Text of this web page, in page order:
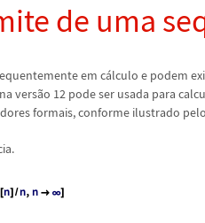
de uma
em cálculo e podem
na versão 12 pode ser usada para
formais, conforme ilustrado